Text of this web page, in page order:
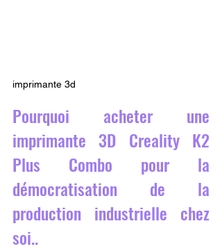
imprimante 3d
Pourquoi acheter une
imprimante 3D Creality K2
Plus Combo pour la
démocratisation de la
production industrielle chez
soi..